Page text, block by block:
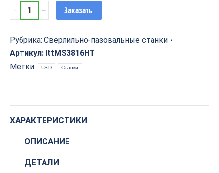
Сверлильно-
пазовальный
MS3816HT
quantity
Заказать
Рубрика: Сверлильно-пазовальные станки
Артикул: lttMS3816HT
Метки:
USD Станки
ХАРАКТЕРИСТИКИ
ОПИСАНИЕ
ДЕТАЛИ